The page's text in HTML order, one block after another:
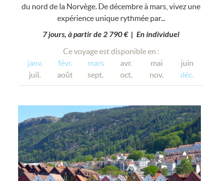
du nord de la Norvège. De décembre à mars, vivez une
expérience unique rythmée par...
7 jours, à partir de 2 790 € | En individuel
Ce voyage est disponible en :
janv.
févr. mars avr. mai
juin
juil.
août sept. oct. nov. déc.